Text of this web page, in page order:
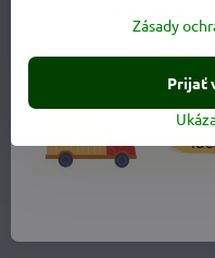
Zásady
Prijať